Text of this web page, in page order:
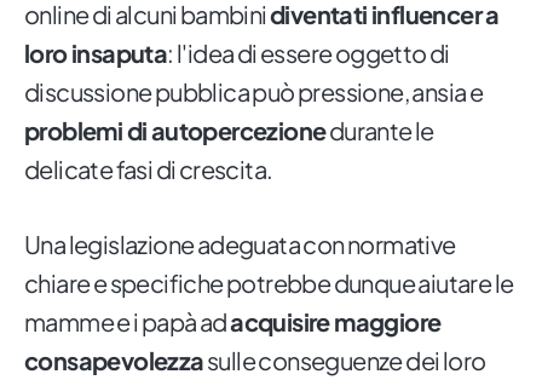
online di alcuni bambinidiventati influencer a
loro insaputa: l'idea di essere oggetto di
discussione pubblica può pressione, ansia e
problemi di autopercezionedurante le
delicate fasi di crescita.
Una legislazione adeguata con normative
chiare e specifiche potrebbe dunque aiutare le
mamme e i papà adacquisire maggiore
consapevolezzasulle conseguenze dei loro